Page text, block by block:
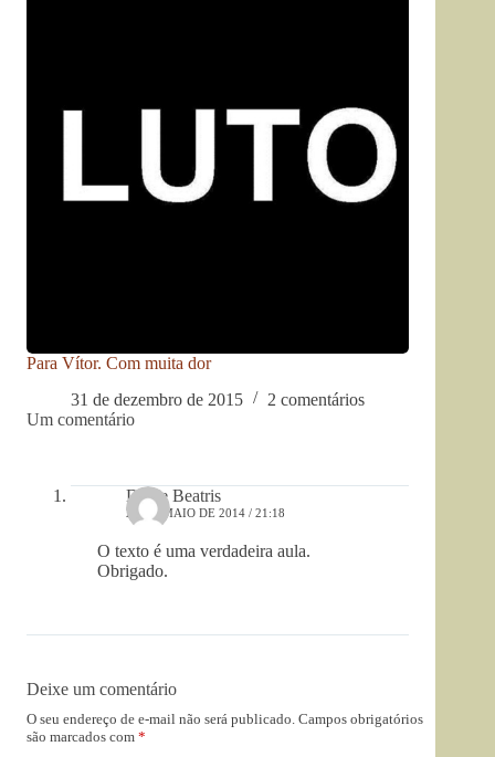
Para Vítor. Com muita dor
31 de dezembro de 2015
2 comentários
Um comentário
Diane Beatris
24 DE MAIO DE 2014 / 21:18
O texto é uma verdadeira aula.
Obrigado.
Deixe um comentário
O seu endereço de e-mail não será publicado. Campos obrigatórios
são marcados com *